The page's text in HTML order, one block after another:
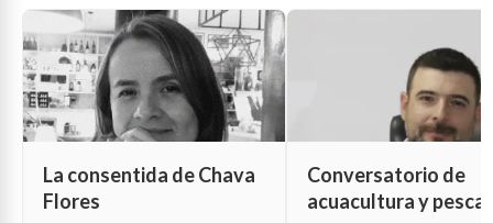
La consentida de Chava
Flores
Conversatorio de
acuacultura y pesca